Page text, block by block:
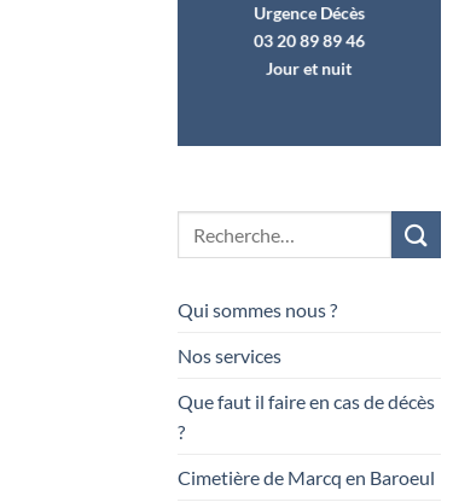
Urgence Décès
03 20 89 89 46
Jour et nuit
Qui sommes nous ?
Nos services
Que faut il faire en cas de décès
?
Cimetière de Marcq en Baroeul